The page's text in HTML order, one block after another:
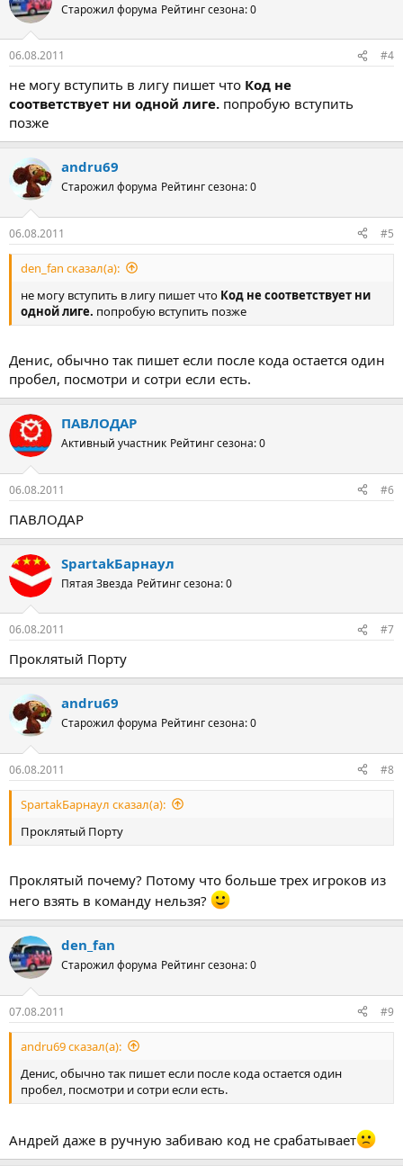
Старожил форума Рейтинг сезона: 0
06.08.2011 #4
не могу вступить в лигу пишет что Код не
соответствует ни одной лиге. попробую вступить
позже
andru69
Старожил форума Рейтинг сезона: 0
06.08.2011 #5
den_fan сказал(а):
не могу вступить в лигу пишет что Код не соответствует ни
одной лиге. попробую вступить позже
Денис, обычно так пишет если после кода остается один
пробел, посмотри и сотри если есть.
ПАВЛОДАР
Активный участник Рейтинг сезона: 0
06.08.2011 #6
ПАВЛОДАР
SpartakБарнаул
Пятая Звезда Рейтинг сезона: 0
06.08.2011 #7
Проклятый Порту
andru69
Старожил форума Рейтинг сезона: 0
06.08.2011 #8
SpartakБарнаул сказал(а):
Проклятый Порту
Проклятый почему? Потому что больше трех игроков из
него взять в команду нельзя?
den_fan
Старожил форума Рейтинг сезона: 0
07.08.2011 #9
andru69 сказал(а):
Денис, обычно так пишет если после кода остается один
пробел, посмотри и сотри если есть.
Андрей даже в ручную забиваю код не срабатывает